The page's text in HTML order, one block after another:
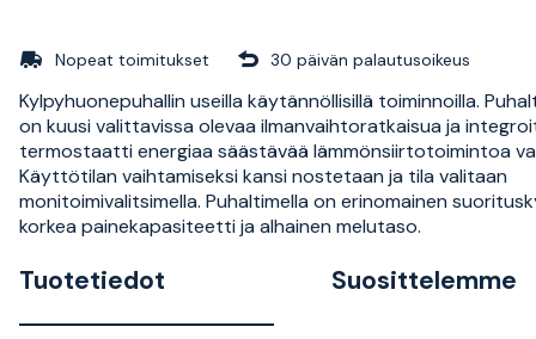
Nopeat toimitukset 30 päivän palautusoikeus
Kylpyhuonepuhallin useilla käytännöllisillä toiminnoilla.
on kuusi valittavissa olevaa ilmanvaihtoratkaisua ja
termostaatti energiaa säästävää lämmönsiirtotoimintoa
Käyttötilan vaihtamiseksi kansi nostetaan ja tila valitaan
monitoimivalitsimella. Puhaltimella on erinomainen
korkea painekapasiteetti ja alhainen melutaso.
Tuotetiedot Suosittelemme